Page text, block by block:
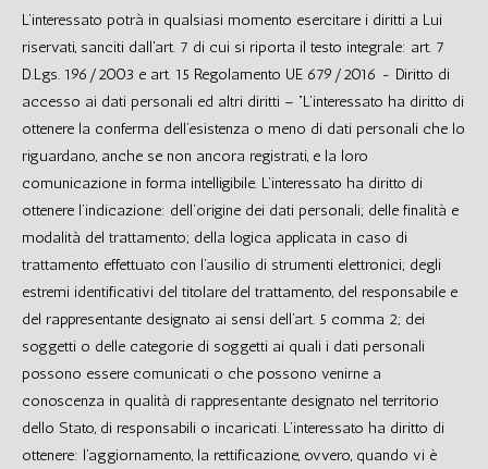
L’interessato potrà in qualsiasi momento esercitare i diritti a Lui
riservati, sanciti dall'art. 7 di cui si riporta il testo integrale: art. 7
D.Lgs. 196/2003 e art. 15 Regolamento UE 679/2016 - Diritto di
accesso ai dati personali ed altri diritti – “L’interessato ha diritto di
ottenere la conferma dell’esistenza o meno di dati personali che lo
riguardano, anche se non ancora registrati, e la loro
comunicazione in forma intelligibile. L’interessato ha diritto di
ottenere l’indicazione: dell’origine dei dati personali; delle finalità e
modalità del trattamento; della logica applicata in caso di
trattamento effettuato con l’ausilio di strumenti elettronici; degli
estremi identificativi del titolare del trattamento, del responsabile e
del rappresentante designato ai sensi dell’art. 5 comma 2; dei
soggetti o delle categorie di soggetti ai quali i dati personali
possono essere comunicati o che possono venirne a
conoscenza in qualità di rappresentante designato nel territorio
dello Stato, di responsabili o incaricati. L’interessato ha diritto di
ottenere: l’aggiornamento, la rettificazione, ovvero, quando vi è